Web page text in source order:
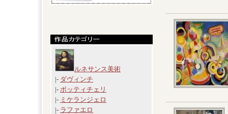
ルネサンス美術
|- ダヴィンチ
|- ボッティチェリ
|- ミケランジェロ
|- ラファエロ